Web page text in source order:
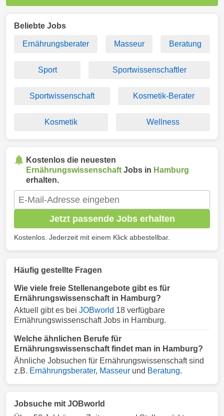
Beliebte Jobs
Ernährungsberater Masseur Beratung
Sport Sportwissenschaftler
Sportwissenschaft Kosmetik-Berater
Kosmetik Wellness
Kostenlos die neuesten
Ernährungswissenschaft Jobs in Hamburg
erhalten.
Jetzt passende Jobs erhalten
Kostenlos. Jederzeit mit einem Klick abbestellbar.
Häufig gestellte Fragen
Wie viele freie Stellenangebote gibt es für
Ernährungswissenschaft in Hamburg?
Aktuell gibt es bei JOBworld 18 verfügbare
Ernährungswissenschaft Jobs in Hamburg.
Welche ähnlichen Berufe für
Ernährungswissenschaft findet man in Hamburg?
Ähnliche Jobsuchen für Ernährungswissenschaft sind
z.B. Ernährungsberater, Masseur und Beratung.
Jobsuche mit JOBworld